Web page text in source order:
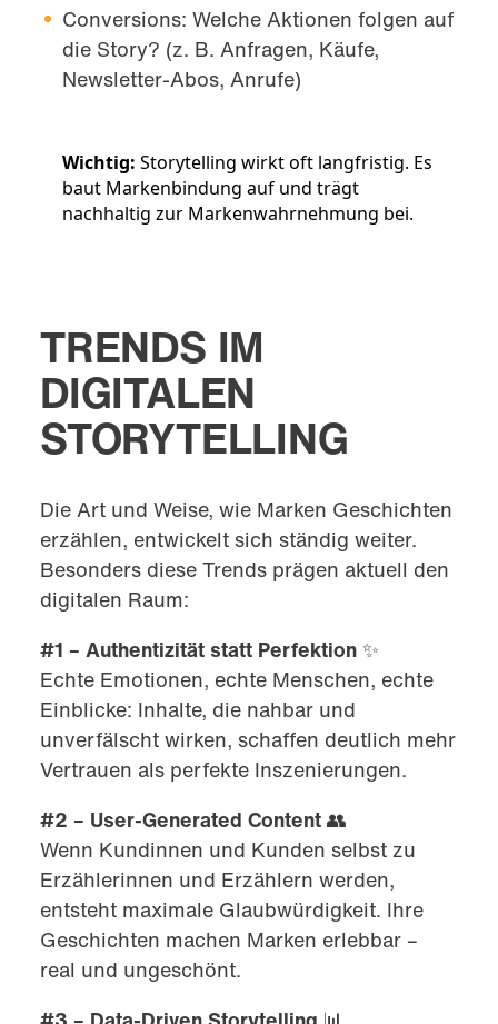
Conversions: Welche Aktionen folgen auf
die Story? (z. B. Anfragen, Käufe,
Newsletter-Abos, Anrufe)
Wichtig: Storytelling wirkt oft langfristig. Es
baut Markenbindung auf und trägt
nachhaltig zur Markenwahrnehmung bei.
TRENDS IM
DIGITALEN
STORYTELLING
Die Art und Weise, wie Marken Geschichten
erzählen, entwickelt sich ständig weiter.
Besonders diese Trends prägen aktuell den
digitalen Raum:
#1 – Authentizität statt Perfektion✨
Echte Emotionen, echte Menschen, echte
Einblicke: Inhalte, die nahbar und
unverfälscht wirken, schaffen deutlich mehr
Vertrauen als perfekte Inszenierungen.
#2 – User-Generated Content👥
Wenn Kundinnen und Kunden selbst zu
Erzählerinnen und Erzählern werden,
entsteht maximale Glaubwürdigkeit. Ihre
Geschichten machen Marken erlebbar –
real und ungeschönt.